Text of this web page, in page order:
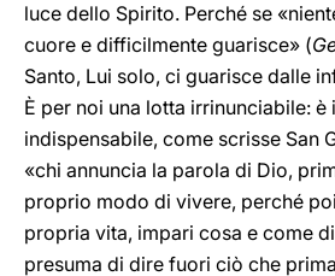
luce dello Spirito. Perché se
cuore e difficilmente guarisce» (
Santo, Lui solo, ci guarisce dalle
È per noi una lotta irrinunciabile: è
indispensabile, come scrisse San
«chi annuncia la parola di Dio,
proprio modo di vivere, perché
propria vita, impari cosa e come
presuma di dire fuori ciò che